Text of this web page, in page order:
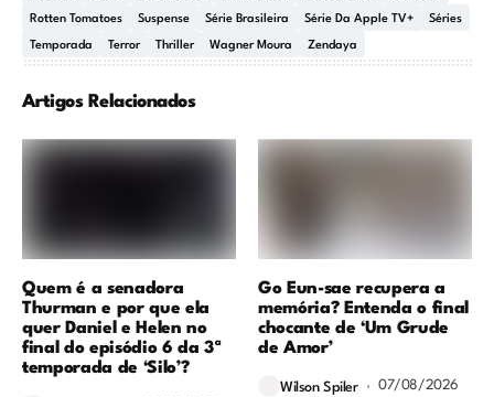
Rotten Tomatoes Suspense Série Brasileira Série Da Apple TV+ Séries
Temporada Terror Thriller Wagner Moura Zendaya
Artigos Relacionados
Quem é a senadora
Thurman e por que ela
quer Daniel e Helen no
final do episódio 6 da 3ª
temporada de ‘Silo’?
Go Eun-sae recupera a
memória? Entenda o final
chocante de ‘Um Grude
de Amor’
Wilson Spiler 07/08/2026